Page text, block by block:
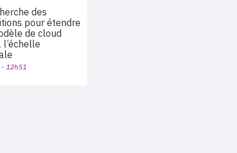
des
pour étendre
de cloud
l’échelle
12h51